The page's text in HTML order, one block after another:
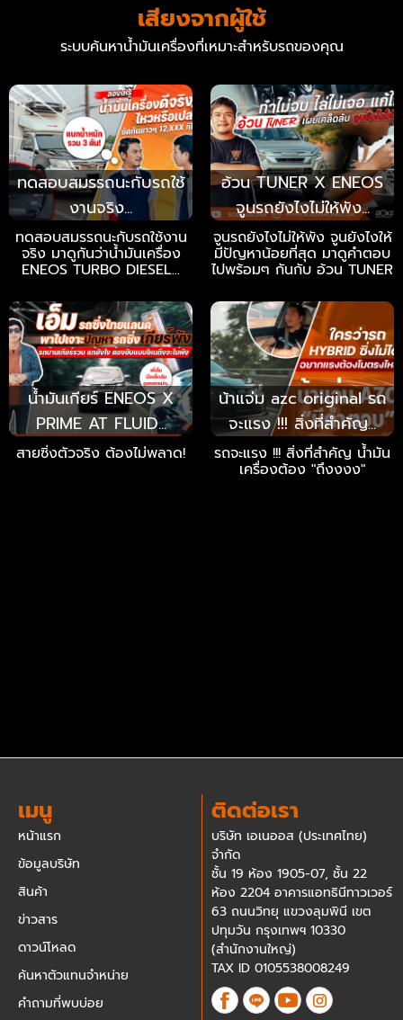
เสียงจากผู้ใช้
ระบบค้นหาน้ำมันเครื่องที่เหมาะสำหรับรถของคุณ
ทดสอบสมรรถนะกับรถใช้
งานจริง...
ทดสอบสมรรถนะกับรถใช้งาน
จริง มาดูกันว่าน้ำมันเครื่อง
ENEOS TURBO DIESEL...
อ้วน TUNER X ENEOS
จูนรถยังไงไม่ให้พัง...
จูนรถยังไงไม่ให้พัง จูนยังไงให้
มีปัญหาน้อยที่สุด มาดูคำตอบ
ไปพร้อมๆ กันกับ อ้วน TUNER
น้ำมันเกียร์ ENEOS X
PRIME AT FLUID...
สายซิ่งตัวจริง ต้องไม่พลาด!
น้าแจ่ม azc original รถ
จะแรง !!! สิ่งที่สำคัญ...
รถจะแรง !!! สิ่งที่สำคัญ น้ำมัน
เครื่องต้อง "ถึงงงง"
เมนู
หน้าแรก
ข้อมูลบริษัท
สินค้า
ข่าวสาร
ดาวน์โหลด
ค้นหาตัวแทนจำหน่าย
คำถามที่พบบ่อย
ติดต่อเรา
บริษัท เอเนออส (ประเทศไทย)
จำกัด
ชั้น 19 ห้อง 1905-07, ชั้น 22
ห้อง 2204 อาคารแอทธินีทาวเวอร์
63 ถนนวิทยุ แขวงลุมพินี เขต
ปทุมวัน กรุงเทพฯ 10330
(สำนักงานใหญ่)
TAX ID 0105538008249